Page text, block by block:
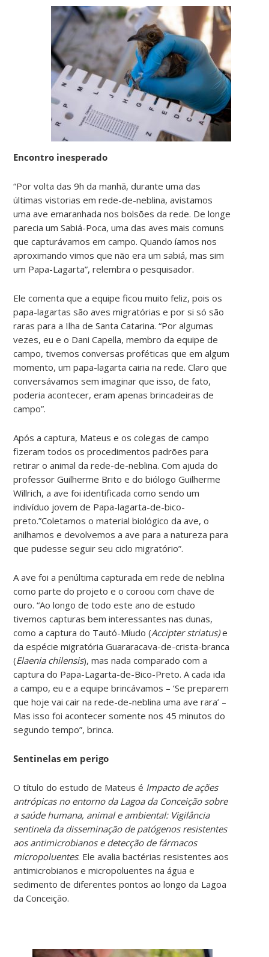
Encontro inesperado
“Por volta das 9h da manhã, durante uma das
últimas vistorias em rede-de-neblina, avistamos
uma ave emaranhada nos bolsões da rede. De longe
parecia um Sabiá-Poca, uma das aves mais comuns
que capturávamos em campo. Quando íamos nos
aproximando vimos que não era um sabiá, mas sim
um Papa-Lagarta”, relembra o pesquisador.
Ele comenta que a equipe ficou muito feliz, pois os
papa-lagartas são aves migratórias e por si só são
raras para a Ilha de Santa Catarina. “Por algumas
vezes, eu e o Dani Capella, membro da equipe de
campo, tivemos conversas proféticas que em algum
momento, um papa-lagarta cairia na rede. Claro que
conversávamos sem imaginar que isso, de fato,
poderia acontecer, eram apenas brincadeiras de
campo”.
Após a captura, Mateus e os colegas de campo
fizeram todos os procedimentos padrões para
retirar o animal da rede-de-neblina. Com ajuda do
professor Guilherme Brito e do biólogo Guilherme
Willrich, a ave foi identificada como sendo um
indivíduo jovem de Papa-lagarta-de-bico-
preto.”Coletamos o material biológico da ave, o
anilhamos e devolvemos a ave para a natureza para
que pudesse seguir seu ciclo migratório”.
A ave foi a penúltima capturada em rede de neblina
como parte do projeto e o coroou com chave de
ouro. “Ao longo de todo este ano de estudo
tivemos capturas bem interessantes nas dunas,
como a captura do Tautó-Míudo (Accipter striatus)e
da espécie migratória Guararacava-de-crista-branca
(Elaenia chilensis), mas nada comparado com a
captura do Papa-Lagarta-de-Bico-Preto. A cada ida
a campo, eu e a equipe brincávamos – ‘Se preparem
que hoje vai cair na rede-de-neblina uma ave rara’ –
Mas isso foi acontecer somente nos 45 minutos do
segundo tempo”, brinca.
Sentinelas em perigo
O título do estudo de Mateus é Impacto de ações
antrópicas no entorno da Lagoa da Conceição sobre
a saúde humana, animal e ambiental: Vigilância
sentinela da disseminação de patógenos resistentes
aos antimicrobianos e detecção de fármacos
micropoluentes. Ele avalia bactérias resistentes aos
antimicrobianos e micropoluentes na água e
sedimento de diferentes pontos ao longo da Lagoa
da Conceição.